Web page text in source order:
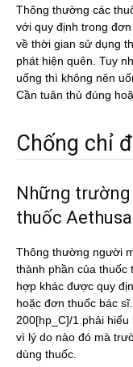
Thông thường các
với quy định trong
về thời gian sử dụng
phát hiện quên. Tuy
uống thì không nên
Cần tuân thủ đúng
Chống chỉ
Những
thuốc
Thông thường người
thành phần của thuốc
hợp khác được quy
hoặc đơn thuốc bác
200[hp_C]/1 phải
vì lý do nào đó mà
dùng thuốc.